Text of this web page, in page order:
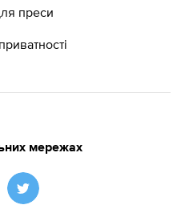
преси
мережах